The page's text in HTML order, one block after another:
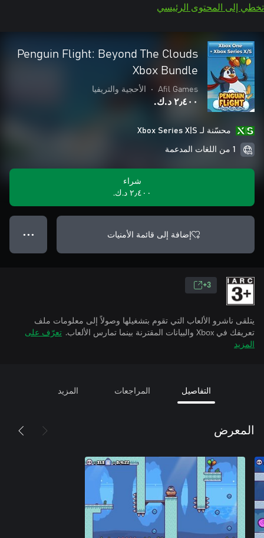
تخطي إلى المحتوى الرئيسي
Penguin Flight: Beyond The Clouds
Xbox Bundle
Afil Games
• الأحجية والتريفيا
٢٫٤٠٠ د.ك.‏
محسّنة لـ Xbox Series X|S
1 من اللغات المدعمة
شراء
٢٫٤٠٠ د.ك.‏
إضافة إلى قائمة الأمنيات ● ● ●
3+
يتلقى ناشرو الألعاب التي تقوم بتشغيلها وصولاً إلى معلومات ملف
تعريفك في Xbox والبيانات المقترنة بينما تمارس الألعاب.
تعرّف على
المزيد
التفاصيل المراجعات المزيد
المعرض